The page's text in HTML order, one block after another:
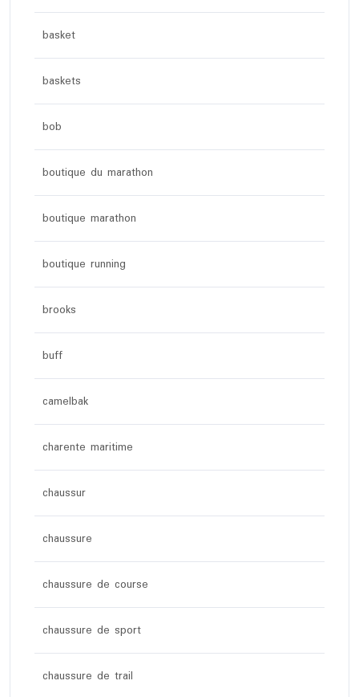
basket
baskets
bob
boutique du marathon
boutique marathon
boutique running
brooks
buff
camelbak
charente maritime
chaussur
chaussure
chaussure de course
chaussure de sport
chaussure de trail